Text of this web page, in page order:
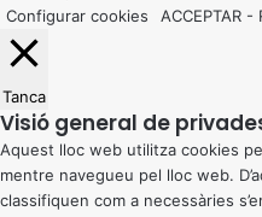
Configurar cookies
ACCEPTAR -
Tanca
Visió general de
Aquest lloc web utilitza cookies
mentre navegueu pel lloc web.
classifiquen com a necessàries